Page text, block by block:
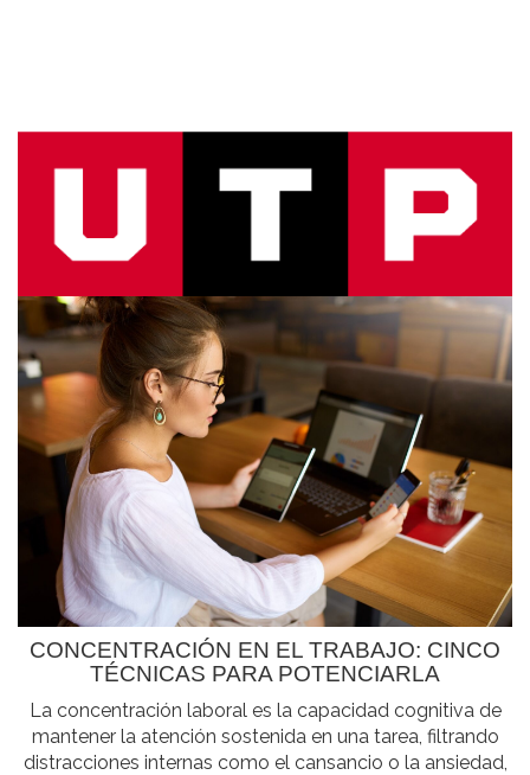
CONCENTRACIÓN EN EL TRABAJO: CINCO
TÉCNICAS PARA POTENCIARLA
La concentración laboral es la capacidad cognitiva de
mantener la atención sostenida en una tarea, filtrando
distracciones internas como el cansancio o la ansiedad,